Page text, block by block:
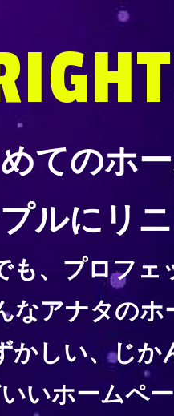
てのホー
ルにリ
も、プロフェ
なアナタのホ
しい、じか
いホームペ